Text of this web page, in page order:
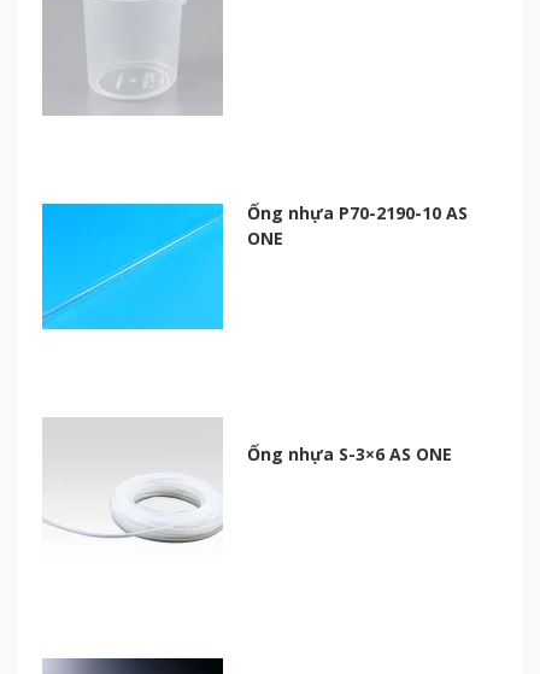
Ống nhựa P70-2190-10 AS
ONE
Ống nhựa S-3×6 AS ONE